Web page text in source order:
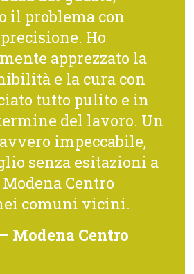
il problema con
Ho
apprezzato la
e la cura con
tutto pulito e in
del lavoro. Un
impeccabile,
senza esitazioni a
Centro
comuni vicini.
Modena Centro